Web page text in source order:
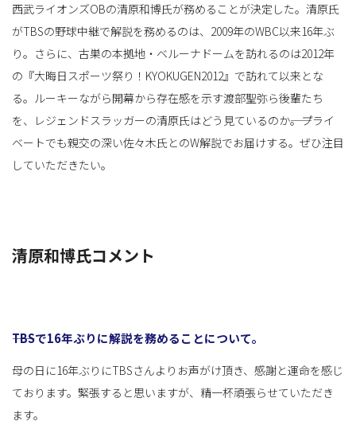
え
西武ライオンズOBの清原和博氏が務めることが決定した。清原氏
がTBSの野球中継で解説を務めるのは、2009年のWBC以来16年ぶ
り。さらに、古巣の本拠地・ベルーナドームを訪れるのは2012年
の『大晦日スポーツ祭り！KYOKUGEN2012』で訪れて以来とな
る。ルーキーながら開幕から存在感を示す渡部聖弥ら後輩たち
を、レジェンドスラッガーの清原氏はどう見ているのか――。プライ
ベートでも親交の深い佐々木氏とのW解説でお届けする。ぜひ注目
していただきたい。
清原和博氏コメント
――TBSで16年ぶりに解説を務めることについて。
母の日に16年ぶりにTBSさんよりお声がけ頂き、感謝と運命を感じ
ております。緊張すると思いますが、精一杯頑張らせていただき
ます。